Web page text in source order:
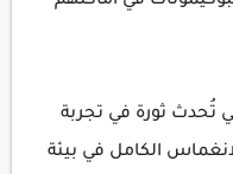
تُحدث ثورة في تجربة
الكامل في بيئة